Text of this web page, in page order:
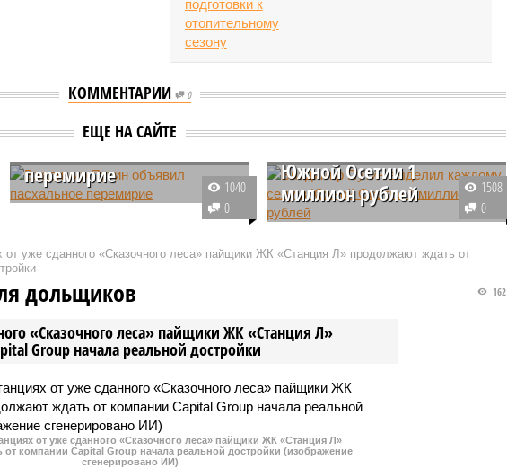
КОММЕНТАРИИ 0
ЕЩЕ НА САЙТЕ
Владимир Путин
перемирие
Президент России Владимир
принятому решению, боевые
по 12 апреля.
1040
0
Владимир Путин
Южной Осетии 1
миллион рублей
В преддверии 80-летия Победы в
президент России Владимир
выделении финансовой помощи
Южной Осетии.
1508
0
от уже сданного «Сказочного леса» пайщики ЖК «Станция Л» продолжают ждать от
«Сказочного леса» пайщики ЖК «Станция Л»
Group начала реальной достройки
162
дольщиков
от уже сданного «Сказочного леса» пайщики ЖК «Станция Л»
компании Capital Group начала реальной достройки (изображение
сгенерировано ИИ)